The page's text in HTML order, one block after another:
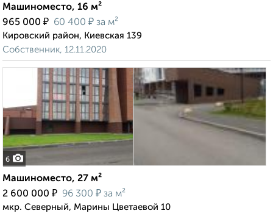
Машиноместо, 16 м²
965 000 ₽ 60 400 ₽ за м²
Кировский район, Киевская 139
Собственник, 12.11.2020
6
Машиноместо, 27 м²
2 600 000 ₽ 96 300 ₽ за м²
мкр. Северный, Марины Цветаевой 10